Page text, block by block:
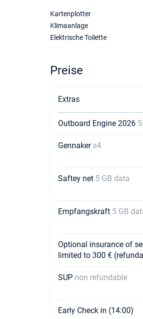
Kartenplotter
Klimaanlage
Elektrische Toilette
Preise
Extras
Outboard Engine 2026
Gennaker s4
Saftey net 5 GB data
Empfangskraft 5 GB
Optional insurance of
limited to 300 €
SUP non refundable
Early Check in (14:00)